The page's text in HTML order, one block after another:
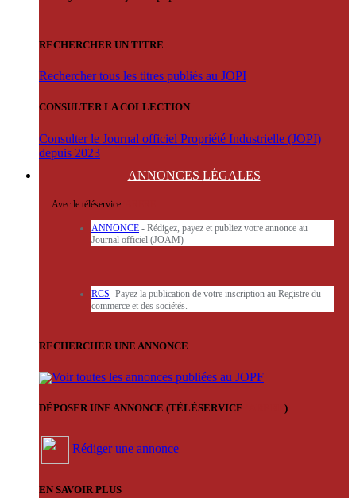
RECHERCHER UN TITRE
Rechercher tous les titres publiés au JOPI
CONSULTER LA COLLECTION
Consulter le Journal officiel Propriété Industrielle (JOPI)
depuis 2023
ANNONCES LÉGALES
Avec le téléservice :
ANNONCE - Rédigez, payez et publiez votre annonce au
Journal officiel (JOAM)
RCS- Payez la publication de votre inscription au Registre du
commerce et des sociétés.
RECHERCHER UNE ANNONCE
Voir toutes les annonces publiées au JOPF
DÉPOSER UNE ANNONCE (TÉLÉSERVICE )
Rédiger une annonce
EN SAVOIR PLUS